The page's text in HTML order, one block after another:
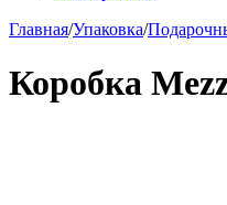
Главная/Упаковка/
Коробка